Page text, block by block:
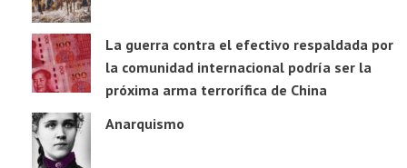
La guerra contra el efectivo respaldada por
la comunidad internacional podría ser la
próxima arma terrorífica de China
Anarquismo